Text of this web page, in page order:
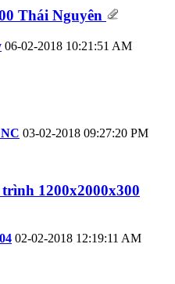
Thái Nguyên
06-02-2018 10:21:51 AM
03-02-2018 09:27:20 PM
1200x2000x300
02-02-2018 12:19:11 AM